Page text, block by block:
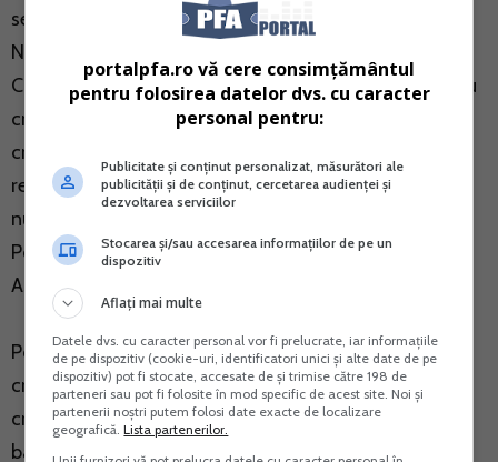
sectorul bancar, aflate sub monitorizarea Bancii
Nationale.
Cat de legal este transferul de responsabilitate pentru
creante de la banca la un SRL? "Mecanismul cesiunii
creantelor bancare catre societatile specializate de
recuperare ascunde, sub aparenta legalitatii,
numeroase nereguli si incalcari ale legii”, spune Amalia
Postu, avocat partener in cadrul Postu Leonte si
Asociatii SCA.
Potrivit acesteia, in acesta privinta, cesionarea unui
credit bancar reprezinta practic preluarea calitatii de
creditor de catre societatea de recuperare, in locul
bancii, fara insa ca aceasta sa indeplineasca toate
portalpfa.ro vă cere consimțământul
pentru folosirea datelor dvs. cu caracter
personal pentru:
Publicitate și conținut personalizat, măsurători ale
publicității și de conținut, cercetarea audienței și
dezvoltarea serviciilor
Stocarea și/sau accesarea informațiilor de pe un
dispozitiv
Aflați mai multe
Datele dvs. cu caracter personal vor fi prelucrate, iar informațiile
de pe dispozitiv (cookie-uri, identificatori unici și alte date de pe
dispozitiv) pot fi stocate, accesate de și trimise către 198 de
parteneri sau pot fi folosite în mod specific de acest site. Noi și
partenerii noștri putem folosi date exacte de localizare
geografică.Lista partenerilor.